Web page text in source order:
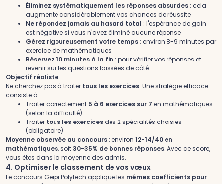
Éliminez systématiquement les réponses absurdes : cela
augmente considérablement vos chances de réussite
Ne répondez jamais au hasard total : l'espérance de gain
est négative si vous n'avez éliminé aucune réponse
Gérez rigoureusement votre temps : environ 8-9 minutes par
exercice de mathématiques
Réservez 10 minutes à la fin : pour vérifier vos réponses et
revenir sur les questions laissées de côté
Objectif réaliste
Ne cherchez pas à traiter tous les exercices. Une stratégie efficace
consiste à :
Traiter correctement 5 à 6 exercices sur 7 en mathématiques
(selon la difficulté)
Traiter tous les exercicesdes 2 spécialités choisies
(obligatoire)
Moyenne observée au concours : environ 12-14/40 en
mathématiques, soit30-35% de bonnes réponses. Avec ce score,
vous êtes dans la moyenne des admis.
4. Optimiser le classement de vos vœux
Le concours Geipi Polytech applique les mêmes coefficients pour